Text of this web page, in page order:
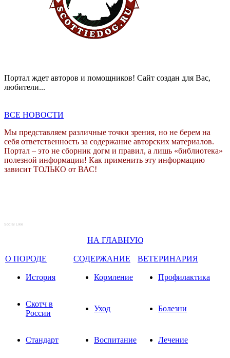
Портал ждет авторов и помощников! Сайт создан для Вас,
любители...
ВСЕ НОВОСТИ
Мы представляем различные точки зрения, но не берем на
себя ответственность за содержание авторских материалов.
Портал – это не сборник догм и правил, а лишь «библиотека»
полезной информации! Как применить эту информацию
зависит ТОЛЬКО от ВАС!
Social Like
НА ГЛАВНУЮ
О ПОРОДЕ СОДЕРЖАНИЕ ВЕТЕРИНАРИЯ
История Кормление Профилактика
Скотч в
России
Уход Болезни
Стандарт Воспитание Лечение